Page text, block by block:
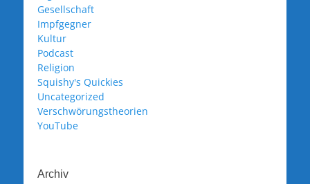
Gesellschaft
Impfgegner
Kultur
Podcast
Religion
Squishy's Quickies
Uncategorized
Verschwörungstheorien
YouTube
Archiv